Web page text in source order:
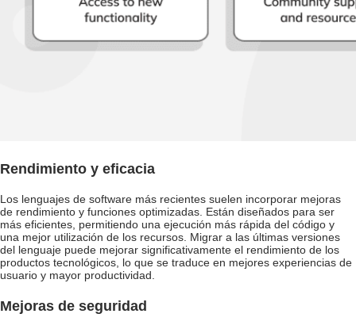
Rendimiento y eficacia
Los lenguajes de software más recientes suelen incorporar mejoras
de rendimiento y funciones optimizadas. Están diseñados para ser
más eficientes, permitiendo una ejecución más rápida del código y
una mejor utilización de los recursos. Migrar a las últimas versiones
del lenguaje puede mejorar significativamente el rendimiento de los
productos tecnológicos, lo que se traduce en mejores experiencias de
usuario y mayor productividad.
Mejoras de seguridad